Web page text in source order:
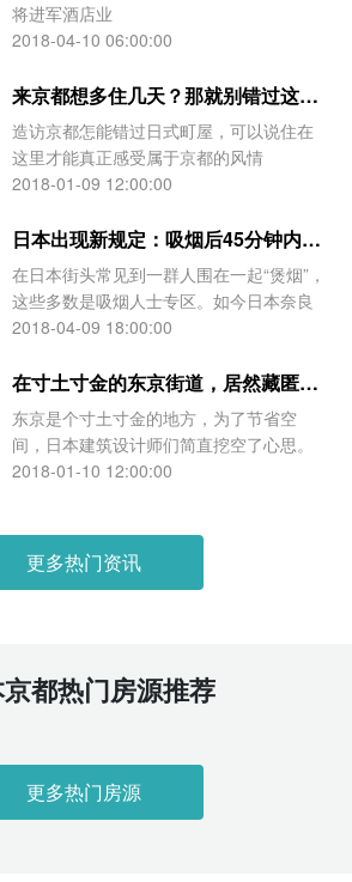
将进军酒店业
2018-04-10 06:00:00
来京都想多住几天？那就别错过这16间超人气的日式旅馆！
造访京都怎能错过日式町屋，可以说住在
这里才能真正感受属于京都的风情
2018-01-09 12:00:00
日本出现新规定：吸烟后45分钟内禁用电梯？！
在日本街头常见到一群人围在一起“煲烟”，
这些多数是吸烟人士专区。如今日本奈良
有了新规定，烟民们要关注一下了！
2018-04-09 18:00:00
在寸土寸金的东京街道，居然藏匿着那么多“奇葩”的房子！
东京是个寸土寸金的地方，为了节省空
间，日本建筑设计师们简直挖空了心思。
不过，正因为如此，东京才会出现如此多
2018-01-10 12:00:00
更多热门资讯
都热门房源推荐
更多热门房源